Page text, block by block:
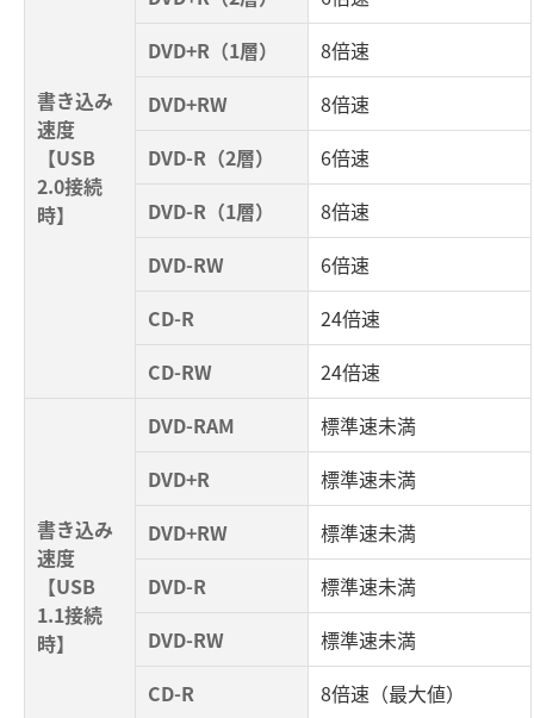
書き込み
速度
【USB
2.0接続
時】
DVD+R（1層）
8倍速
DVD+RW
8倍速
DVD-R（2層）
6倍速
DVD-R（1層）
8倍速
DVD-RW
6倍速
CD-R
24倍速
CD-RW
24倍速
書き込み
速度
【USB
1.1接続
時】
DVD-RAM
標準速未満
DVD+R
標準速未満
DVD+RW
標準速未満
DVD-R
標準速未満
DVD-RW
標準速未満
CD-R
8倍速（最大値）